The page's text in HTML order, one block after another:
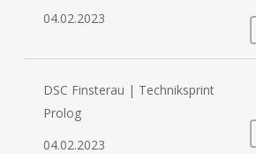
04.02.2023
DSC Finsterau | Techniksprint
Prolog
04.02.2023